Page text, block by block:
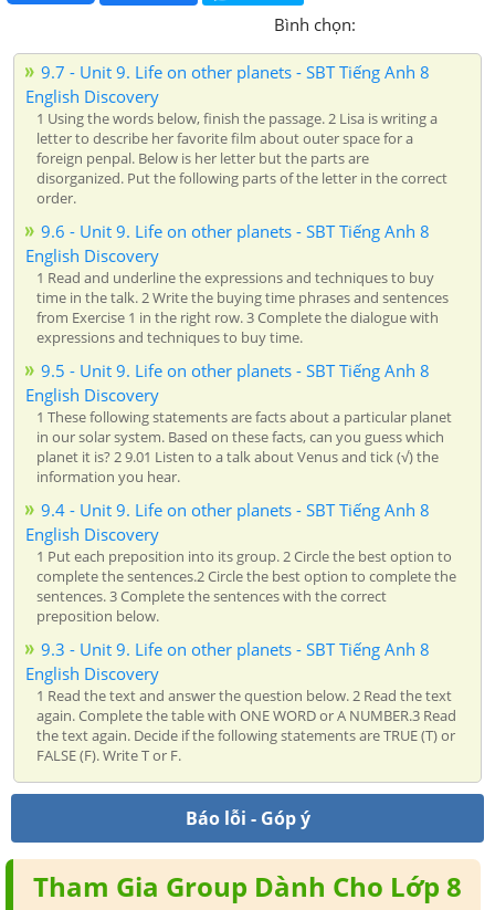
Bình chọn:
9.7 - Unit 9. Life on other planets - SBT Tiếng Anh 8
English Discovery
1 Using the words below, finish the passage. 2 Lisa is writing a
letter to describe her favorite film about outer space for a
foreign penpal. Below is her letter but the parts are
disorganized. Put the following parts of the letter in the correct
order.
9.6 - Unit 9. Life on other planets - SBT Tiếng Anh 8
English Discovery
1 Read and underline the expressions and techniques to buy
time in the talk. 2 Write the buying time phrases and sentences
from Exercise 1 in the right row. 3 Complete the dialogue with
expressions and techniques to buy time.
9.5 - Unit 9. Life on other planets - SBT Tiếng Anh 8
English Discovery
1 These following statements are facts about a particular planet
in our solar system. Based on these facts, can you guess which
planet it is? 2 9.01 Listen to a talk about Venus and tick (√) the
information you hear.
9.4 - Unit 9. Life on other planets - SBT Tiếng Anh 8
English Discovery
1 Put each preposition into its group. 2 Circle the best option to
complete the sentences.2 Circle the best option to complete the
sentences. 3 Complete the sentences with the correct
preposition below.
9.3 - Unit 9. Life on other planets - SBT Tiếng Anh 8
English Discovery
1 Read the text and answer the question below. 2 Read the text
again. Complete the table with ONE WORD or A NUMBER.3 Read
the text again. Decide if the following statements are TRUE (T) or
FALSE (F). Write T or F.
Báo lỗi - Góp ý
Tham Gia Group Dành Cho Lớp 8